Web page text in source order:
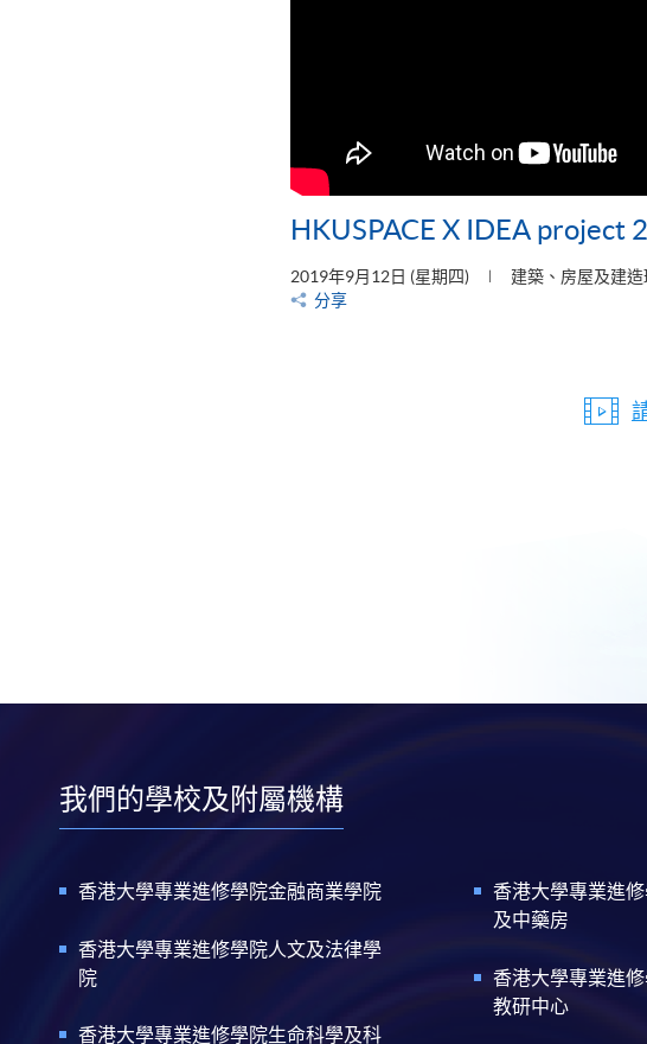
HKUSPACE X IDEA project
2019年9月12日 (星期四)
建築、房屋及建
分享
我們的學校及附屬機構
香港大學專業進修學院金融商業學院
香港大學專業進修學院人文及法律學
院
香港大學專業進修學院生命科學及科
香港大學專業進
及中藥房
香港大學專業進
教研中心